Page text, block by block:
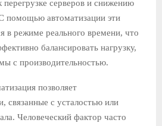
перегрузке серверов и снижению
помощью автоматизации эти
в режиме реального времени, что
балансировать нагрузку,
с производительностью.
позволяет
связанные с усталостью или
Человеческий фактор часто